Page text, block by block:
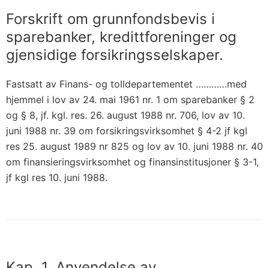
Forskrift om grunnfondsbevis i
sparebanker, kredittforeninger og
gjensidige forsikringsselskaper.
Fastsatt av Finans- og tolldepartementet …………med
hjemmel i lov av 24. mai 1961 nr. 1 om sparebanker § 2
og § 8, jf. kgl. res. 26. august 1988 nr. 706, lov av 10.
juni 1988 nr. 39 om forsikringsvirksomhet § 4-2 jf kgl
res 25. august 1989 nr 825 og lov av 10. juni 1988 nr. 40
om finansieringsvirksomhet og finansinstitusjoner § 3-1,
jf kgl res 10. juni 1988.